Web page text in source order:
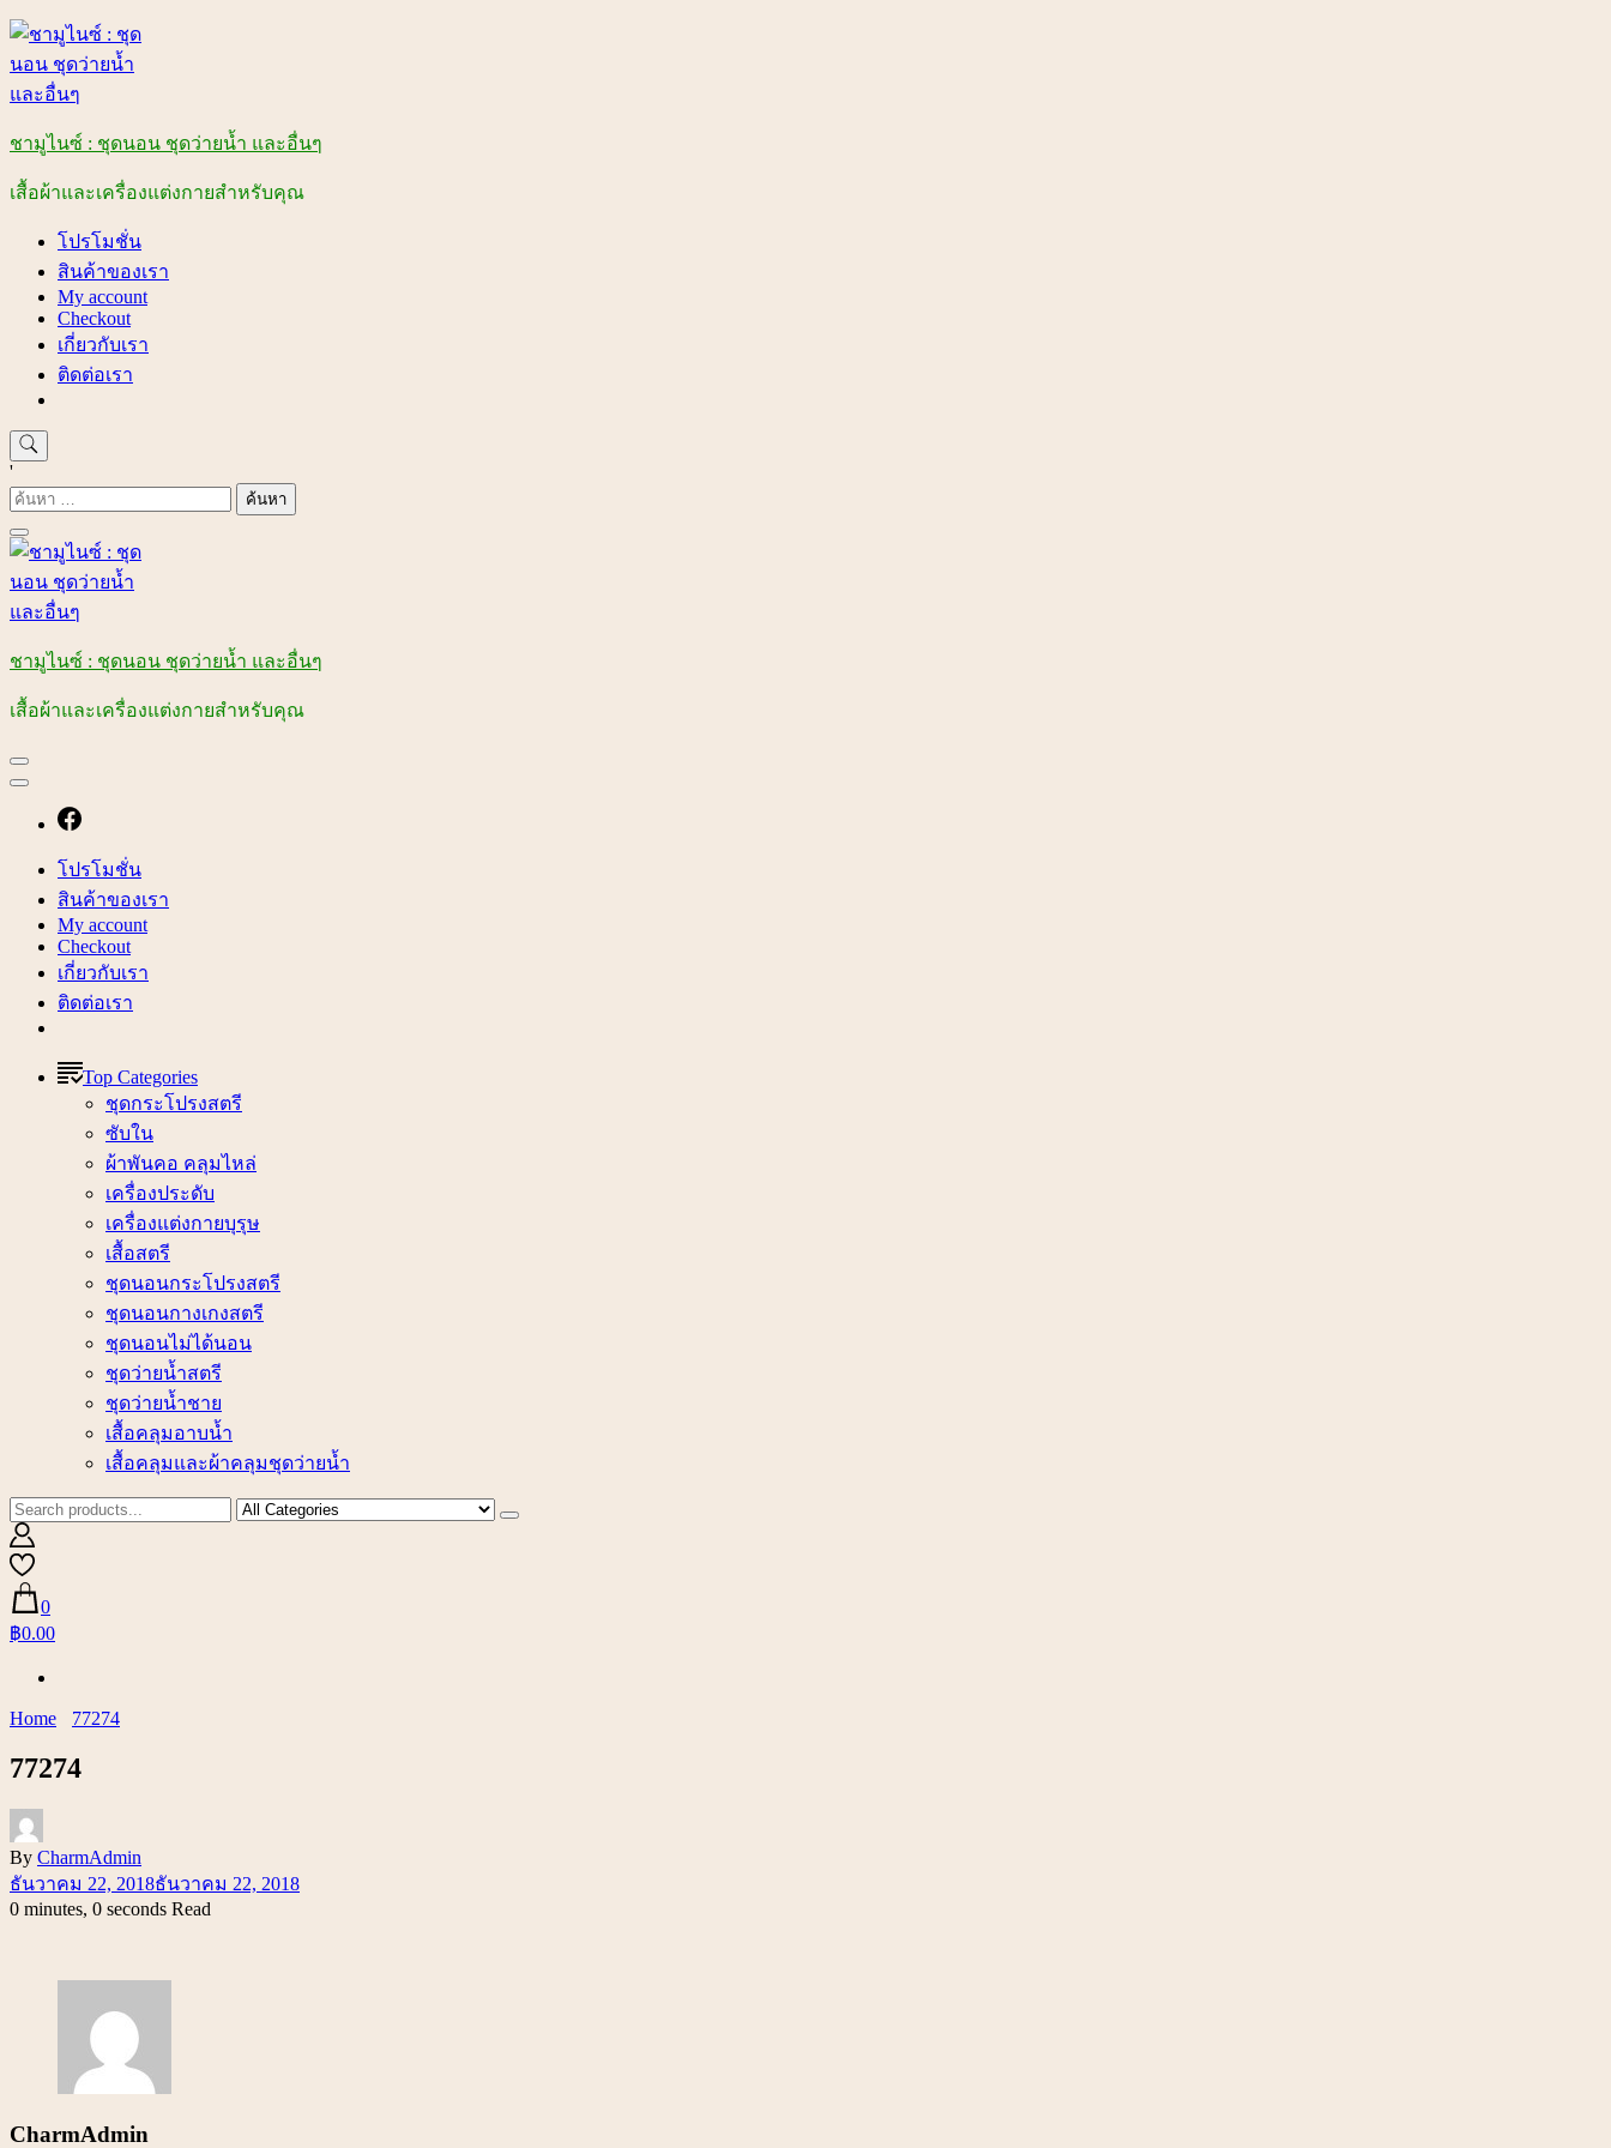
Skip
content
ชามูไนซ์ : ชุดนอน ชุดว่ายน้ำ และอื่นๆ
เสื้อผ้าและเครื่องแต่งกายสำหรับคุณ
โปรโมชั่น
สินค้าของเรา
My account
Checkout
เกี่ยวกับเรา
ติดต่อเรา
'
ค้นหา
สำหรับ:
ชามูไนซ์ : ชุดนอน ชุดว่ายน้ำ และอื่นๆ
เสื้อผ้าและเครื่องแต่งกายสำหรับคุณ
โปรโมชั่น
สินค้าของเรา
My account
Checkout
เกี่ยวกับเรา
ติดต่อเรา
Top Categories
ชุดกระโปรงสตรี
ซับใน
ผ้าพันคอ คลุมไหล่
เครื่องประดับ
เครื่องแต่งกายบุรุษ
เสื้อสตรี
ชุดนอนกระโปรงสตรี
ชุดนอนกางเกงสตรี
ชุดนอนไม่ได้นอน
ชุดว่ายน้ำสตรี
ชุดว่ายน้ำชาย
เสื้อคลุมอาบน้ำ
เสื้อคลุมและผ้าคลุมชุดว่ายน้ำ
0
฿0.00
Home 77274
77274
By CharmAdmin
ธันวาคม 22, 2018ธันวาคม 22, 2018
0 minutes, 0 seconds Read
CharmAdmin